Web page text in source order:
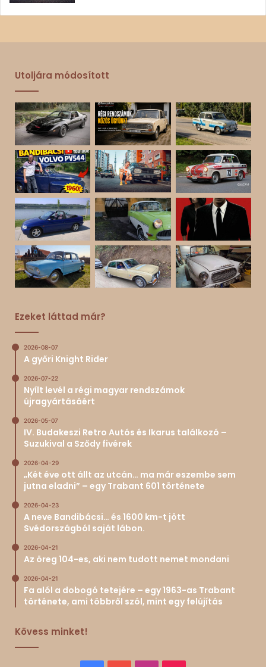
Utoljára módosított
Ezeket láttad már?
2026-08-07
A győri Knight Rider
2026-07-22
Nyílt levél a régi magyar rendszámok
újragyártásáért
2026-05-07
IV. Budakeszi Retro Autós és Ikarus találkozó –
Suzukival a Sződy fivérek
2026-04-29
„Két éve ott állt az utcán… ma már eszembe sem
jutna eladni” – egy Trabant 601 története
2026-04-23
A neve Bandibácsi… és 1600 km-t jött
Svédországból saját lábon.
2026-04-21
Az öreg 104-es, aki nem tudott nemet mondani
2026-04-21
Fa alól a dobogó tetejére – egy 1963-as Trabant
története, ami többről szól, mint egy felújítás
Kövess minket!